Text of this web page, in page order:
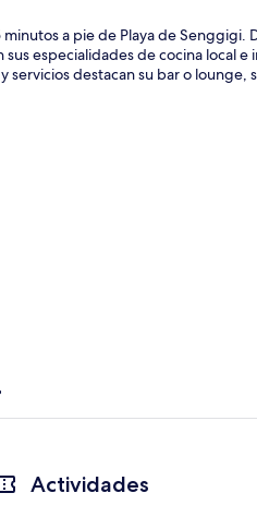
a pie de Playa de Senggigi.
especialidades de cocina local e
destacan su bar o lounge,
Actividades